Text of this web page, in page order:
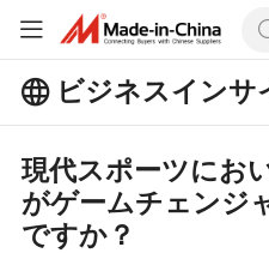
ビジネスインサ
もっとチェックしよう！
もっと見る
現代スポーツにお
がゲームチェンジ
ですか？